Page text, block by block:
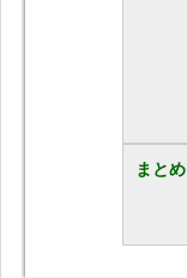
まとめ